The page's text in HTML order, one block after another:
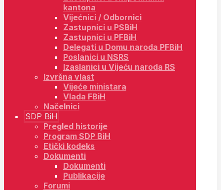
kantona
Vijećnici / Odbornici
Zastupnici u PSBiH
Zastupnici u PFBiH
Delegati u Domu naroda PFBiH
Poslanici u NSRS
Izaslanici u Vijeću naroda RS
Izvršna vlast
Vijeće ministara
Vlada FBiH
Načelnici
SDP BiH
Pregled historije
Program SDP BiH
Etički kodeks
Dokumenti
Dokumenti
Publikacije
Forumi